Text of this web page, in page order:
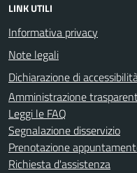
LINK UTILI
Informativa privacy
Note legali
Dichiarazione di
Amministrazione
Leggi le FAQ
Segnalazione disservizio
Prenotazione
Richiesta d'assistenza